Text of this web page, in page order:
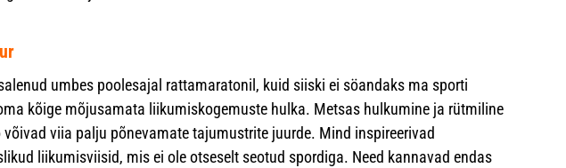
umbes poolesajal rattamaratonil, kuid siiski ei söandaks ma sporti
kõige mõjusamata liikumiskogemuste hulka. Metsas hulkumine ja rütmiline
võivad viia palju põnevamate tajumustrite juurde. Mind inspireerivad
liikumisviisid, mis ei ole otseselt seotud spordiga. Need kannavad endas